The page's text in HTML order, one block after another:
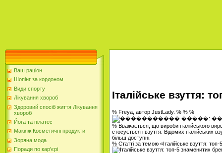
Ваш раціон
Шопінг за кордоном
Види спорту
Лікування хвороб
Здоровий спосіб життя Лікування
хвороб
Йога та пілатес
Макіяж Косметичні продукти
Зоряна мода
Поради по кар'єрі
Італійське взуття:
% Freya, автор JustLady. % % %
% Вважається, що вироби італійського
стосується і взуття. Відомих італійських
більш доступні.
% Статті за темою «Італійське взуття: